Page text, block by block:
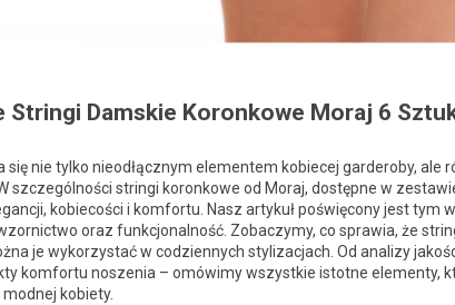
Damskie Koronkowe Moraj 6 Sztuk
się nie tylko nieodłącznym elementem kobiecej garderoby, ale
szczególności stringi koronkowe od Moraj, dostępne w
kobiecości i komfortu. Nasz artykuł poświęcony jest tym
oraz funkcjonalność. Zobaczymy, co sprawia, że
je wykorzystać w codziennych stylizacjach. Od analizy
komfortu noszenia – omówimy wszystkie istotne elementy,
kobiety.